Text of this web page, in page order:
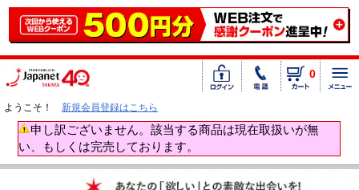
0
ようこそ！ 新規会員登録はこちら
申し訳ございません。該当する商品は現在取扱いが無
い、もしくは完売しております。